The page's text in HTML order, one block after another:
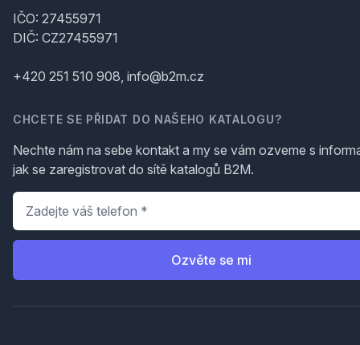
IČO: 27455971
DIČ: CZ27455971
+420 251 510 908, info@b2m.cz
CHCETE SE PŘIDAT DO NAŠEHO KATALOGU?
Nechte nám na sebe kontakt a my se vám ozveme s
jak se zaregistrovat do sítě katalogů B2M.
Telefon
Ozvěte se mi